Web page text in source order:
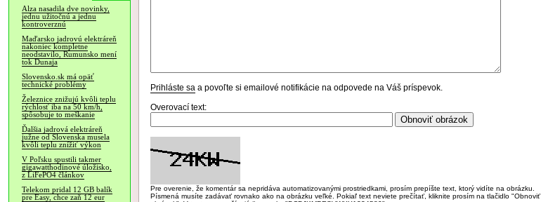
Alza nasadila dve novinky,
jednu užitočnú a jednu
kontroverznú
Maďarsko jadrovú elektráreň
nakoniec kompletne
neodstavilo, Rumunsko mení
tok Dunaja
Slovensko.sk má opäť
technické problémy
Železnice znižujú kvôli teplu
rýchlosť iba na 50 km/h,
spôsobuje to meškanie
Ďalšia jadrová elektráreň
južne od Slovenska musela
kvôli teplu znížiť výkon
V Poľsku spustili takmer
gigawatthodinové úložisko,
z LiFePO4 článkov
Telekom pridal 12 GB balík
pre Easy, chce zaň 12 eur
Prihláste sa a povoľte si emailové notifikácie na odpovede na Váš príspevok.
Overovací text:
Pre overenie, že komentár sa nepridáva automatizovanými prostriedkami, prosím prepíšte text, ktorý vidíte na obrázku.
Písmená musíte zadávať rovnako ako na obrázku veľké. Pokiaľ text neviete prečítať, kliknite prosím na tlačidlo "Obnoviť